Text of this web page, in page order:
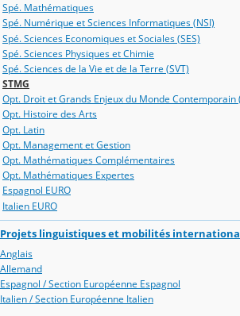
Spé. Mathématiques
Spé. Numérique et Sciences Informatiques (NSI)
Spé. Sciences Economiques et Sociales (SES)
Spé. Sciences Physiques et Chimie
Spé. Sciences de la Vie et de la Terre (SVT)
STMG
Opt. Droit et Grands Enjeux du Monde Contemporain
Opt. Histoire des Arts
Opt. Latin
Opt. Management et Gestion
Opt. Mathématiques Complémentaires
Opt. Mathématiques Expertes
Espagnol EURO
Italien EURO
Projets linguistiques et mobilités
Anglais
Allemand
Espagnol / Section Européenne Espagnol
Italien / Section Européenne Italien